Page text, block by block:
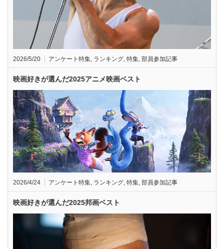
2026/5/20 アンケート特集 ランキング 特集 部員参加記事
映画好きが選んだ2025アニメ映画ベスト
2026/4/24 アンケート特集, ランキング, 特集, 部員参加記事
映画好きが選んだ2025邦画ベスト